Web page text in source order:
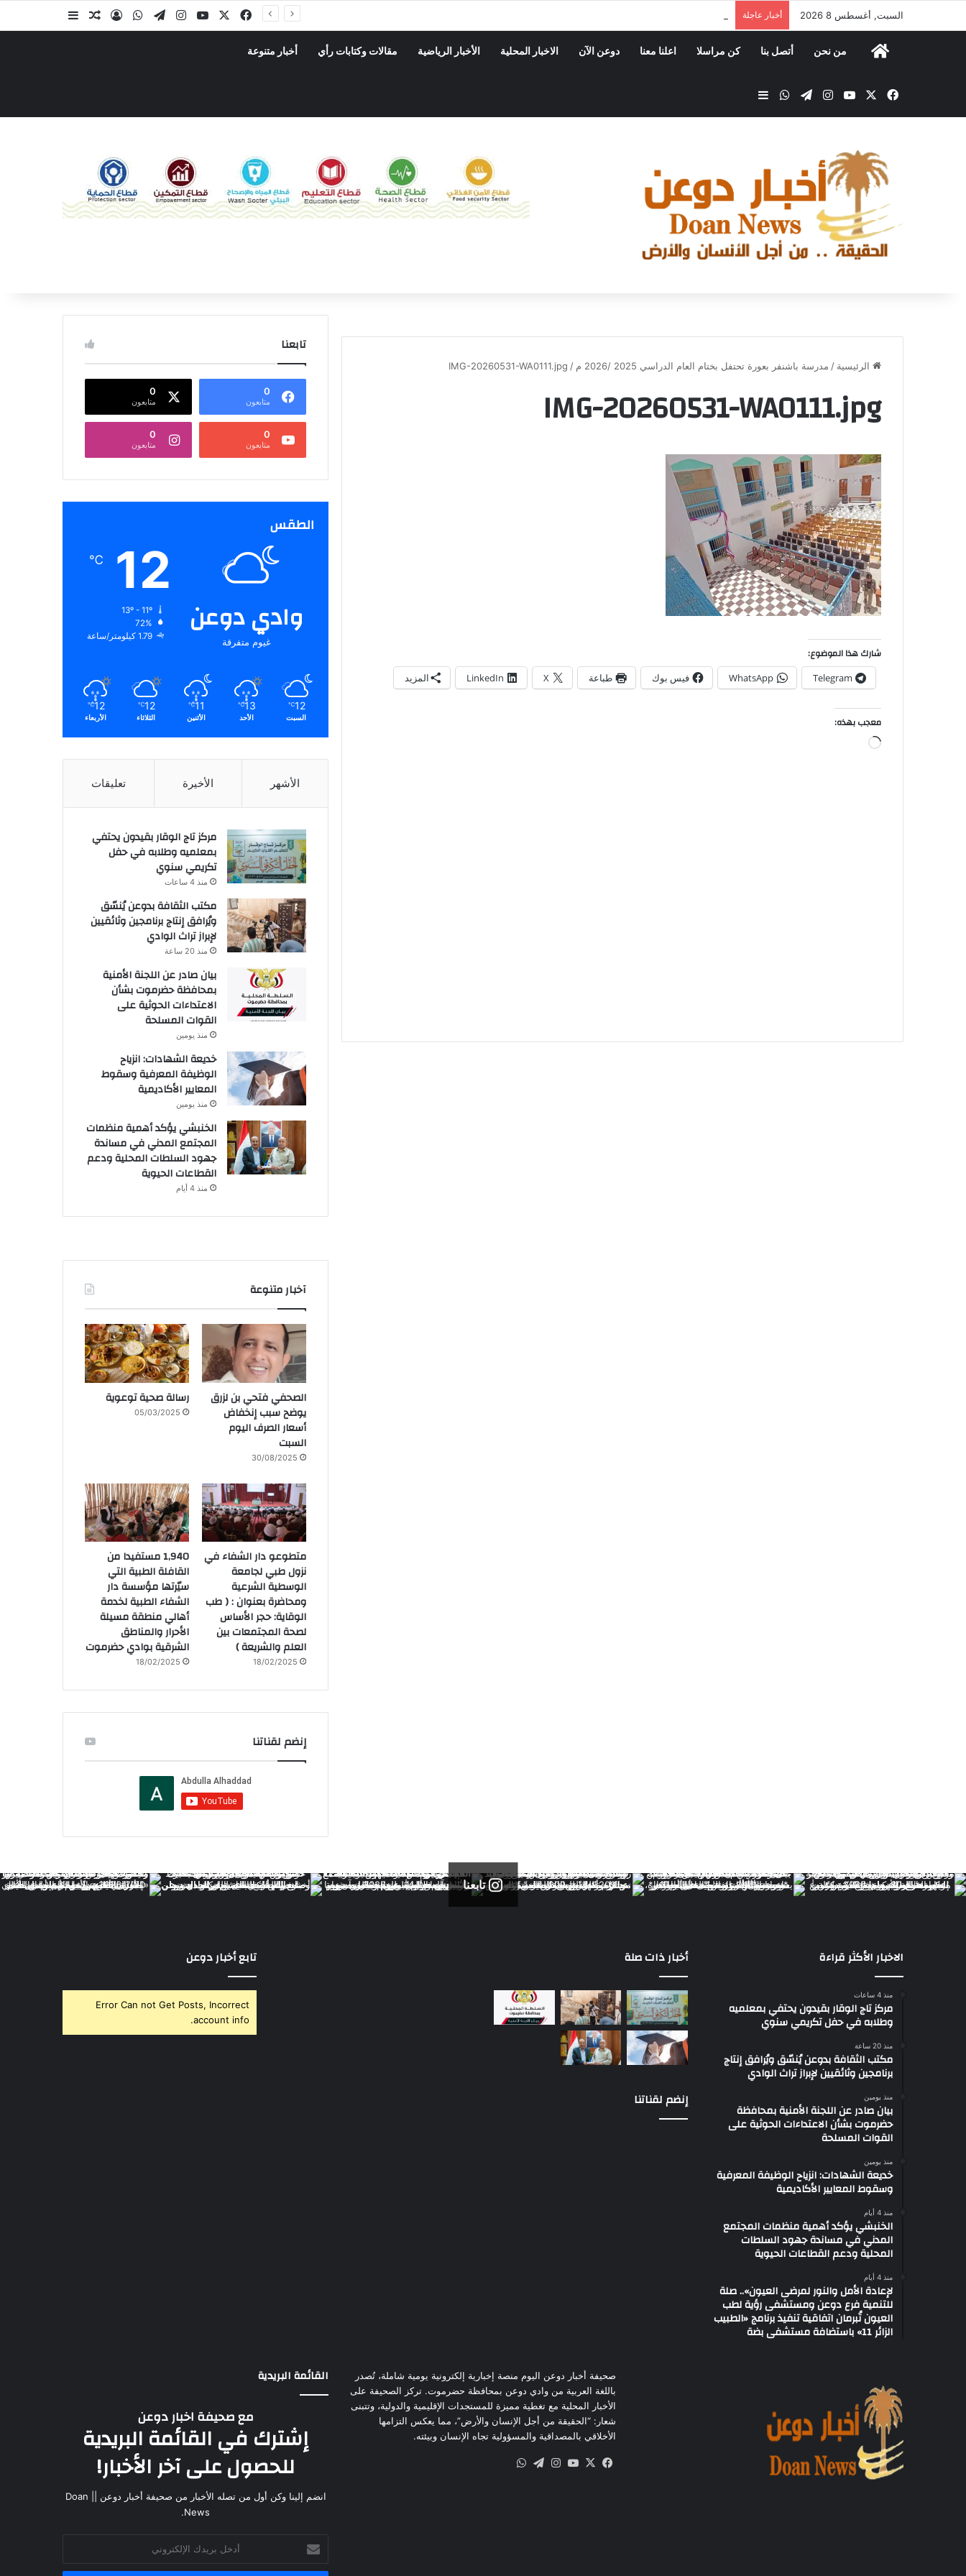
السبت, أغسطس 8 2026 أخبار عاجلة
من نحن أتصل بنا كن مراسلا اعلنا معنا دوعن الآن الاخبار المحلية الأخبار الرياضية مقالات وكتابات رأي أخبار متنوعة
الرئيسية / مدرسة باشنفر بعورة تحتفل بختام العام الدراسي 2025 /2026 م /
IMG-20260531-WA0111.jpg
IMG-20260531-WA0111.jpg
شارك هذا الموضوع:
Telegram
WhatsApp فيس بوك طباعة X
LinkedIn المزيد
معجب بهذه:
تابعنا
0
متابعون
0
متابعون
0
متابعون
0
متابعون
الطقس
وادي دوعن
غيوم متفرقة
12
℃
72%
1.79 كيلومتر/ساعة
12
℃
السبت
13
℃
الأحد
11
℃
الأثنين
12
℃
الثلاثاء
12
℃
الأربعاء
الأشهر الأخيرة تعليقات
مركز تاج الوقار بقيدون يحتفي
بمعلميه وطلابه في حفل
تكريمي سنوي
منذ 4 ساعات
مكتب الثقافة بدوعن يُنسّق
ويُرافق إنتاج برنامجين وثائقيين
لإبراز تراث الوادي
منذ 20 ساعة
بيان صادر عن اللجنة الأمنية
بمحافظة حضرموت بشأن
الاعتداءات الحوثية على
القوات المسلحة
منذ يومين
خديعة الشهادات: انزياح
الوظيفة المعرفية وسقوط
المعايير الأكاديمية
منذ يومين
الخنبشي يؤكد أهمية منظمات
المجتمع المدني في مساندة
جهود السلطات المحلية ودعم
القطاعات الحيوية
منذ 4 أيام
آخبار متنوعة
الصحفي فتحي بن لزرق
يوضح سبب إنخفاض
أسعار الصرف اليوم
السبت
30/08/2025
رسالة صحية توعوية
05/03/2025
متطوعو دار الشفاء في
نزول طبي لجامعة
الوسطية الشرعية
ومحاضرة بعنوان : ( طب
الوقاية: حجر الأساس
لصحة المجتمعات بين
العلم والشريعة )
18/02/2025
1,940 مستفيدا من
القافلة الطبية التي
سيّرتها مؤسسة دار
الشفاء الطبية لخدمة
أهالي منطقة مسيلة
الأحرار والمناطق
الشرقية بوادي حضرموت
18/02/2025
إنضم لقناتنا
تابعنا
الاخبار الأكثر قراءة
منذ 4 ساعات
مركز تاج الوقار بقيدون يحتفي بمعلميه
وطلابه في حفل تكريمي سنوي
منذ 20 ساعة
مكتب الثقافة بدوعن يُنسّق ويُرافق إنتاج
برنامجين وثائقيين لإبراز تراث الوادي
منذ يومين
بيان صادر عن اللجنة الأمنية بمحافظة
حضرموت بشأن الاعتداءات الحوثية على
القوات المسلحة
منذ يومين
خديعة الشهادات: انزياح الوظيفة المعرفية
وسقوط المعايير الأكاديمية
منذ 4 أيام
الخنبشي يؤكد أهمية منظمات المجتمع
المدني في مساندة جهود السلطات
المحلية ودعم القطاعات الحيوية
منذ 4 أيام
لإعادة الأمل والنور لمرضى العيون».. صلة
للتنمية فرع دوعن ومستشفى رؤية لطب
العيون تُبرمان اتفاقية تنفيذ برنامج «الطبيب
الزائر 11» باستضافة مستشفى بضة
أخبار ذات صلة
إنضم لقناتنا
تابع أخبار دوعن
Error Can not Get Posts, Incorrect
account info.
صحيفة أخبار دوعن اليوم منصة إخبارية إلكترونية يومية شاملة، تُصدر
باللغة العربية من وادي دوعن بمحافظة حضرموت. تركز الصحيفة على
الأخبار المحلية مع تغطية مميزة للمستجدات الإقليمية والدولية، وتتبنى
شعار: “الحقيقة من أجل الإنسان والأرض”، مما يعكس التزامها
الأخلاقي بالمصداقية والمسؤولية تجاه الإنسان وبيئته.
القائمة البريدية
مع صحيفة اخبار دوعن
إشترك في القائمة البريدية
للحصول على آخر الأخبار!
انضم إلينا وكن أول من تصله الأخبار من صحيفة أخبار دوعن || Doan
News.